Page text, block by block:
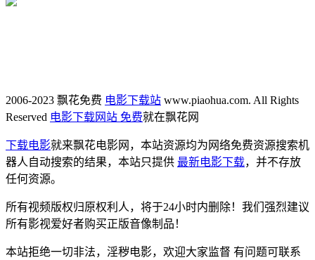
2006-2023 飘花免费 电影下载站 www.piaohua.com. All Rights
Reserved 电影下载网站 免费就在飘花网
下载电影就来飘花电影网，本站资源均为网络免费资源搜索机
器人自动搜索的结果，本站只提供 最新电影下载，并不存放
任何资源。
所有视频版权归原权利人，将于24小时内删除！我们强烈建议
所有影视爱好者购买正版音像制品！
本站拒绝一切非法，淫秽电影，欢迎大家监督 有问题可联系